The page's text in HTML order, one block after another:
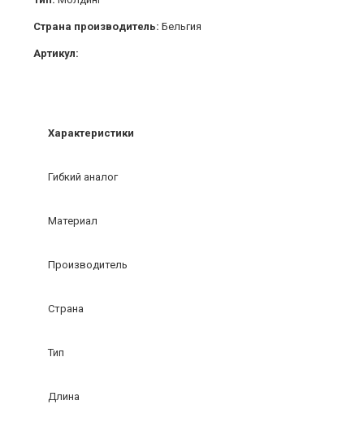
Страна производитель: Бельгия
Артикул:
Характеристики
Гибкий аналог
Материал
Производитель
Страна
Тип
Длина